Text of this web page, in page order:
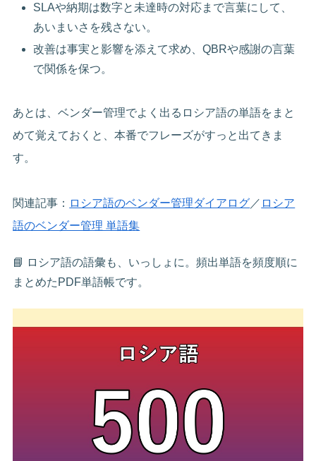
SLAや納期は数字と未達時の対応まで言葉にして、
あいまいさを残さない。
改善は事実と影響を添えて求め、QBRや感謝の言葉
で関係を保つ。
あとは、ベンダー管理でよく出るロシア語の単語をまと
めて覚えておくと、本番でフレーズがすっと出てきま
す。
関連記事： ロシア語のベンダー管理ダイアログ ／ ロシア
語のベンダー管理 単語集
📘 ロシア語の語彙も、いっしょに。頻出単語を頻度順に
まとめたPDF単語帳です。